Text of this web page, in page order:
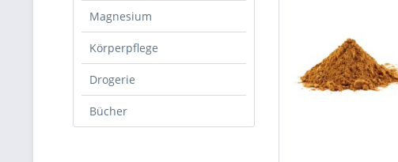
Magnesium
Körperpflege
Drogerie
Bücher